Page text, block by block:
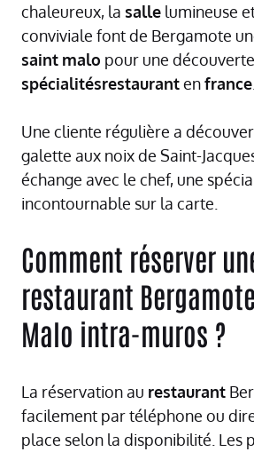
chaleureux, la salle lumineuse
conviviale font de Bergamote
saint malo pour une
spécialitésrestaurantenfrance
Une cliente régulière a
galette aux noix de Saint-
échange avec le chef, une
incontournable sur la carte.
Comment réserver
restaurant
Malo intra-muros ?
La réservation au restaurant
facilement par téléphone ou
place selon la disponibilité. Les